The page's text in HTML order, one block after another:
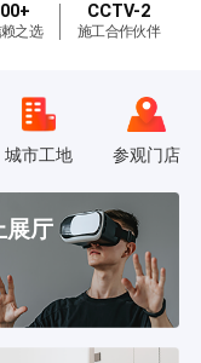
之选
CCTV-2
施工合作伙伴
城市工地 参观门店
展厅